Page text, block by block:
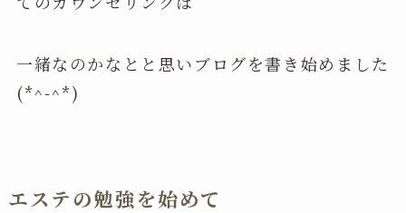
一緒なのかなとと思いブログを書き始めました
(*^-^*)
エステの勉強を始めて